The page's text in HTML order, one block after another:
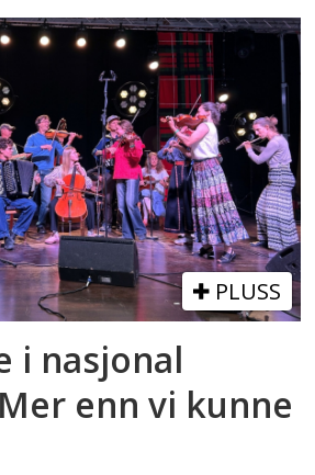
PLUSS
i nasjonal
enn vi kunne